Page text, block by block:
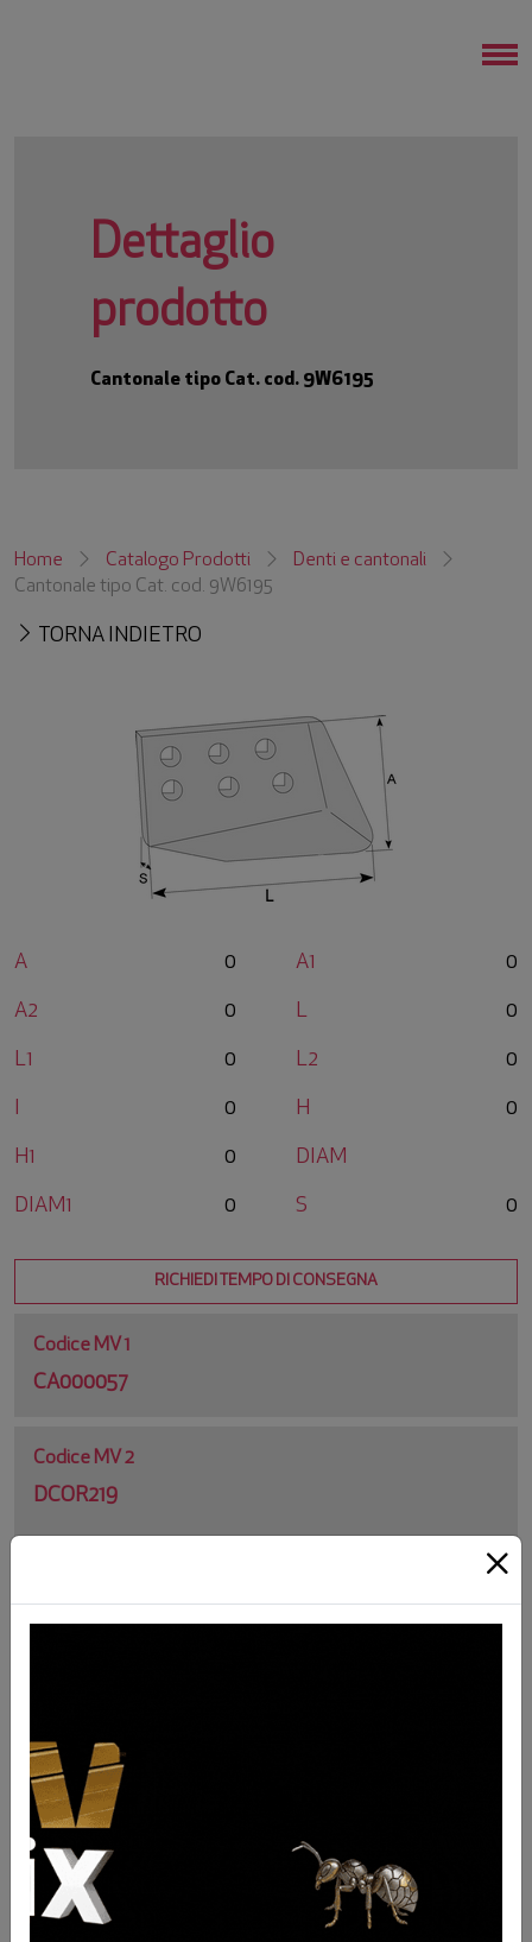
Cantonale tipo Cat. cod. 9W6195
Dettaglio
prodotto
Home Catalogo Prodotti
Denti e cantonali
Cantonale tipo Cat. cod. 9W6195
TORNA INDIETRO
A 0 A1 0
A2 0 L 0
L1 0 L2 0
I 0 H 0
H1 0 DIAM
DIAM1 0 S 0
RICHIEDI TEMPO DI CONSEGNA
Codice MV 1
CA000057
Codice MV 2
DCOR219
9W6195
QTY